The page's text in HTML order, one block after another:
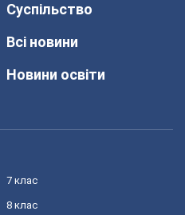
Суспільство
Всі новини
Новини освіти
7 клас
8 клас